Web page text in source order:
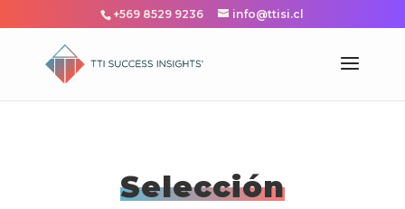
+569 8529 9236 info@ttisi.cl
Selección